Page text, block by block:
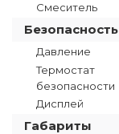
Смеситель
Безопасность
Давление
Термостат
безопасности
Дисплей
Габариты